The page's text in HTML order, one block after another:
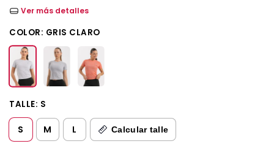
Ver más detalles
COLOR: GRIS CLARO
TALLE: S
S M L Calcular talle